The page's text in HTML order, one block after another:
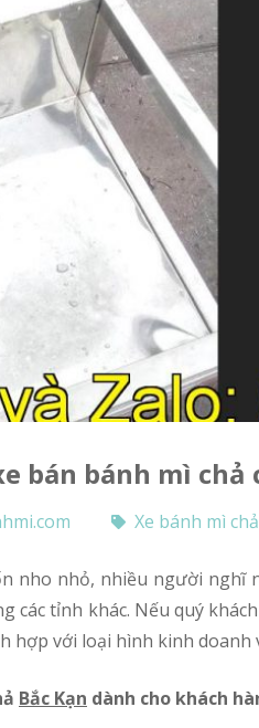
bán bánh mì chả
Xe bánh mì
các tỉnh khác. Nếu quý
hợp với loại hình kinh doanh
Bắc Kạn dành cho khách